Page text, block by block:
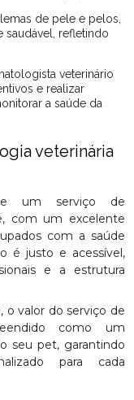
saudável, refletindo
e realizar
a saúde da
veterinária
um serviço de
com um excelente
com a saúde
é justo e acessível,
e a estrutura
o valor do serviço de
como um
seu pet, garantindo
para cada